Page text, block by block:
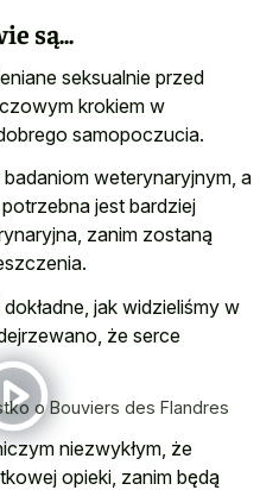
są...
seksualnie przed
krokiem w
samopoczucia.
weterynaryjnym, a
jest bardziej
zanim zostaną
jak widzieliśmy w
że serce
o Bouviers des Flandres
niezwykłym, że
opieki, zanim będą